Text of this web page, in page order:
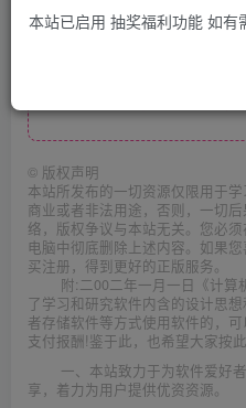
12月24日已更新
© 版权声明
本站所发布的一切资源仅限用于
商业或者非法用途，否则，一切
络，版权争议与本站无关。您必
电脑中彻底删除上述内容。如果
买注册，得到更好的正版服务。
附:二00二年一月一日《计算
了学习和研究软件内含的设计思
者存储软件等方式使用软件的，
支付报酬!鉴于此，也希望大家按
一、本站致力于为软件爱好
享，着力为用户提供优资资源。
本站已启用 抽奖福利功能 如有